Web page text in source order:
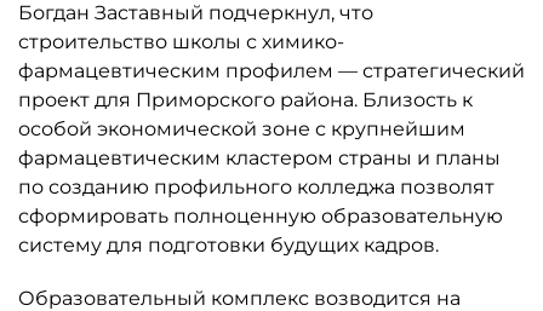
Богдан Заставный подчеркнул, что
строительство школы с химико-
фармацевтическим профилем — стратегический
проект для Приморского района. Близость к
особой экономической зоне с крупнейшим
фармацевтическим кластером страны и планы
по созданию профильного колледжа позволят
сформировать полноценную образовательную
систему для подготовки будущих кадров.
Образовательный комплекс возводится на